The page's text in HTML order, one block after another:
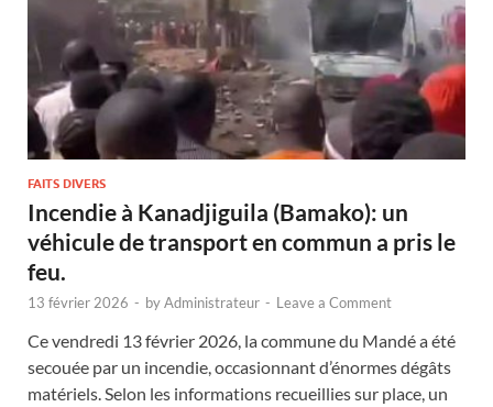
FAITS DIVERS
Incendie à Kanadjiguila (Bamako): un
véhicule de transport en commun a pris le
feu.
13 février 2026 - byAdministrateur - Leave a Comment
Ce vendredi 13 février 2026, la commune du Mandé a été
secouée par un incendie, occasionnant d’énormes dégâts
matériels. Selon les informations recueillies sur place, un